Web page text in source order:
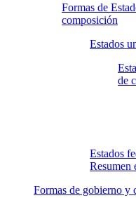
Formas de
composición
Estados
de
Estados
Resumen
Formas de gobierno y